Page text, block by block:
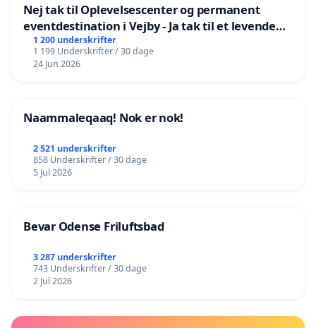
Nej tak til Oplevelsescenter og permanent
eventdestination i Vejby - Ja tak til et levende
lokalområde i balance
1 200 underskrifter
1 199 Underskrifter / 30 dage
24 Jun 2026
Naammaleqaaq! Nok er nok!
2 521 underskrifter
858 Underskrifter / 30 dage
5 Jul 2026
Bevar Odense Friluftsbad
3 287 underskrifter
743 Underskrifter / 30 dage
2 Jul 2026